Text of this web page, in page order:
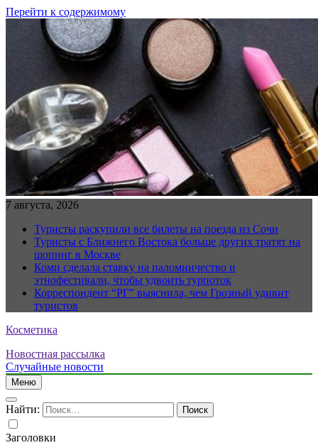
Перейти к содержимому
7 августа, 2026
Туристы раскупили все билеты на поезда из Сочи
Туристы с Ближнего Востока больше других тратят на
шопинг в Москве
Коми сделала ставку на паломничество и
этнофестивали, чтобы удвоить турпоток
Корреспондент “РГ” выяснила, чем Грозный удивит
туристов
Косметика
Новостная рассылка
Случайные новости
Меню
Найти:
Заголовки